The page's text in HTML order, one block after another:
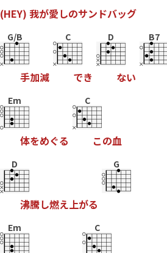
(HEY) 我が愛しのサン ドバッグ
G/B
手加減
C
でき
D
ない
B7
Em
体をめぐる
C
この血
D
沸騰し燃え上がる
G
Em C